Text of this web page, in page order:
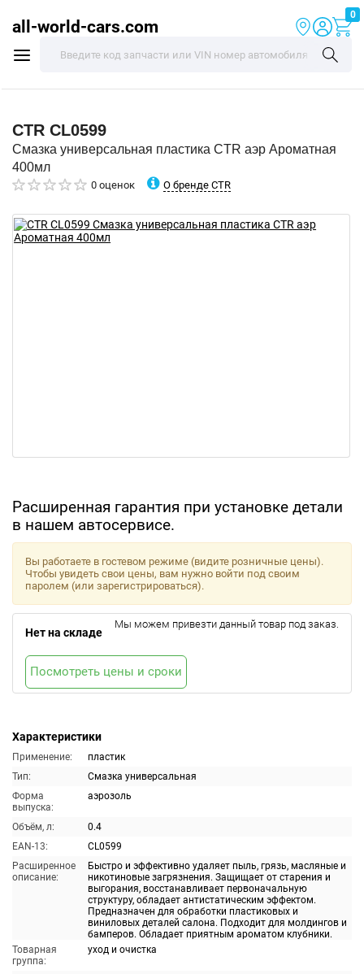
all-world-cars.com
0
CTR CL0599
Смазка универсальная пластика CTR аэр Ароматная
400мл
0 оценок О бренде CTR
Расширенная гарантия при установке детали
в нашем автосервисе.
Характеристики
Применение:
пластик
Тип:
Смазка универсальная
Форма
выпуска:
аэрозоль
Объём, л:
0.4
EAN-13:
CL0599
Расширенное
описание:
Быстро и эффективно удаляет пыль, грязь, масляные и
никотиновые загрязнения. Защищает от старения и
выгорания, восстанавливает первоначальную
структуру, обладает антистатическим эффектом.
Предназначен для обработки пластиковых и
виниловых деталей салона. Подходит для молдингов и
бамперов. Обладает приятным ароматом клубники.
Товарная
группа:
уход и очистка
Вы работаете в гостевом режиме (видите розничные цены).
Чтобы увидеть свои цены, вам нужно войти под своим
паролем (или зарегистрироваться).
Нет на складе
Мы можем привезти данный товар под заказ.
Посмотреть цены и сроки